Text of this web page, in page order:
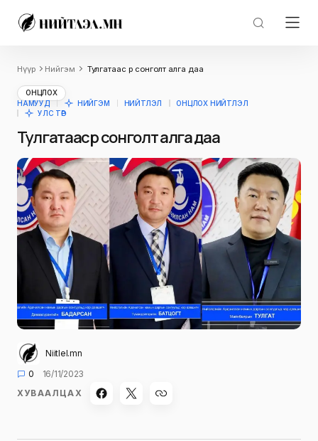
Нүүр Нийгэм Тулгатаас өөр сонголт алга даа
ОНЦЛОХ
НАМУУД
НИЙГЭМ НИЙТЛЭЛ
ОНЦЛОХ НИЙТЛЭЛ
УЛС ТӨР
Тулгатаас өөр сонголт алга даа
Niitlel.mn
0
16/11/2023
ХУВААЛЦАХ